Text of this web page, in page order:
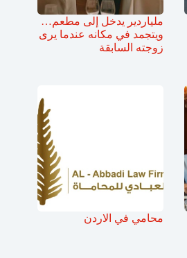
ملياردير يدخل إلى مطعم…
ويتجمد في مكانه عندما يرى
زوجته السابقة
محامي في الاردن